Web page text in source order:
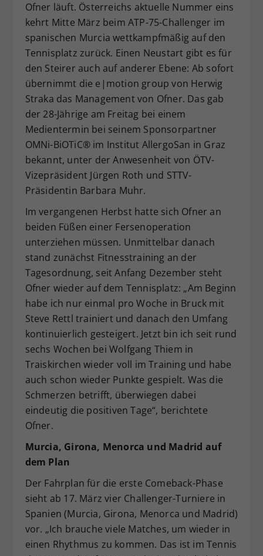
Ofner läuft. Österreichs aktuelle Nummer eins
kehrt Mitte März beim ATP-75-Challenger im
spanischen Murcia wettkampfmäßig auf den
Tennisplatz zurück. Einen Neustart gibt es für
den Steirer auch auf anderer Ebene: Ab sofort
übernimmt die e|motion group von Herwig
Straka das Management von Ofner. Das gab
der 28-Jährige am Freitag bei einem
Medientermin bei seinem Sponsorpartner
OMNi-BiOTiC® im Institut AllergoSan in Graz
bekannt, unter der Anwesenheit von ÖTV-
Vizepräsident Jürgen Roth und STTV-
Präsidentin Barbara Muhr.
Im vergangenen Herbst hatte sich Ofner an
beiden Füßen einer Fersenoperation
unterziehen müssen. Unmittelbar danach
stand zunächst Fitnesstraining an der
Tagesordnung, seit Anfang Dezember steht
Ofner wieder auf dem Tennisplatz: „Am Beginn
habe ich nur einmal pro Woche in Bruck mit
Steve Rettl trainiert und danach den Umfang
kontinuierlich gesteigert. Jetzt bin ich seit rund
sechs Wochen bei Wolfgang Thiem in
Traiskirchen wieder voll im Training und habe
auch schon wieder Punkte gespielt. Was die
Schmerzen betrifft, überwiegen dabei
eindeutig die positiven Tage“, berichtete
Ofner.
Murcia, Girona, Menorca und Madrid auf
dem Plan
Der Fahrplan für die erste Comeback-Phase
sieht ab 17. März vier Challenger-Turniere in
Spanien (Murcia, Girona, Menorca und Madrid)
vor. „Ich brauche viele Matches, um wieder in
einen Rhythmus zu kommen. Das ist im Tennis
Zweck
Dieser Wert speichert Ihre Consent-
Einstellungen. Unter anderem eine
zufällig generierte ID, für die
historische Speicherung Ihrer
vorgenommen Einstellungen, falls der
Webseiten-Betreiber dies eingestellt